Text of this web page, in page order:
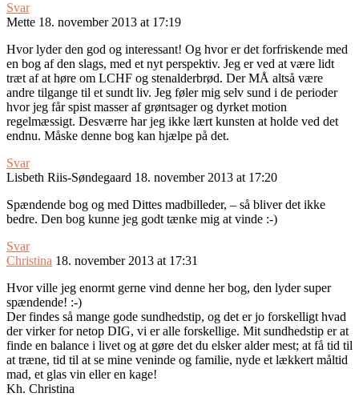
Svar
Mette 18. november 2013 at 17:19
Hvor lyder den god og interessant! Og hvor er det forfriskende med
en bog af den slags, med et nyt perspektiv. Jeg er ved at være lidt
træt af at høre om LCHF og stenalderbrød. Der MÅ altså være
andre tilgange til et sundt liv. Jeg føler mig selv sund i de perioder
hvor jeg får spist masser af grøntsager og dyrket motion
regelmæssigt. Desværre har jeg ikke lært kunsten at holde ved det
endnu. Måske denne bog kan hjælpe på det.
Svar
Lisbeth Riis-Søndegaard 18. november 2013 at 17:20
Spændende bog og med Dittes madbilleder, – så bliver det ikke
bedre. Den bog kunne jeg godt tænke mig at vinde :-)
Svar
Christina 18. november 2013 at 17:31
Hvor ville jeg enormt gerne vind denne her bog, den lyder super
spændende! :-)
Der findes så mange gode sundhedstip, og det er jo forskelligt hvad
der virker for netop DIG, vi er alle forskellige. Mit sundhedstip er at
finde en balance i livet og at gøre det du elsker alder mest; at få tid til
at træne, tid til at se mine veninde og familie, nyde et lækkert måltid
mad, et glas vin eller en kage!
Kh. Christina